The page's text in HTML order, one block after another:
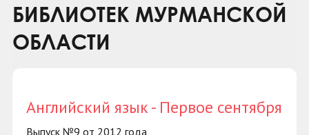
БИБЛИОТЕК МУРМАНСКОЙ
ОБЛАСТИ
Английский язык - Первое сентября
Выпуск №9 от 2012 года